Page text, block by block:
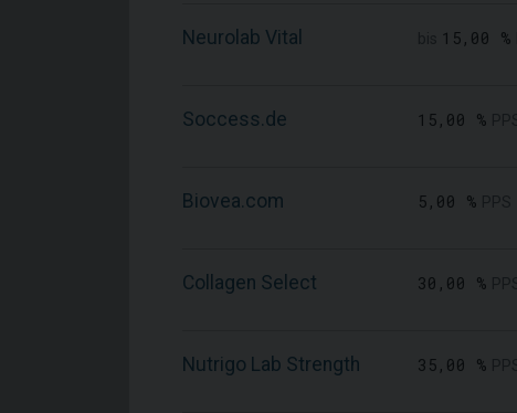
Neurolab Vital 15,00 %
Soccess.de 15,00 %
Biovea.com 5,00 %
Collagen Select 30,00 %
Nutrigo Lab Strength 35,00 %